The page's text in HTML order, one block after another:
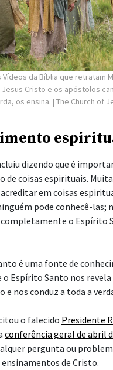
Vídeos da Bíblia que retratam
Cristo e os apóstolos
os ensina. | The Church of
dizendo que é
de coisas espirituais.
em coisas
pode conhecê-las;
o Espírito
é uma fonte de
Espírito Santo nos revela
e nos conduz a toda a
o falecido Presidente
conferência geral de abril
pergunta ou
de Cristo.